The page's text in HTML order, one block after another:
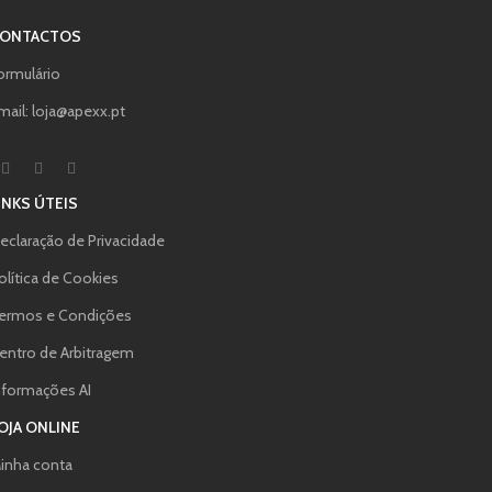
loja@apexx.pt
ÚTEIS
de Privacidade
de Cookies
e Condições
de Arbitragem
AI
ONLINE
conta